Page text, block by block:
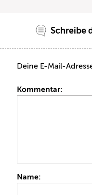
Schreibe
Deine E-Mail-
Kommentar:
Name: